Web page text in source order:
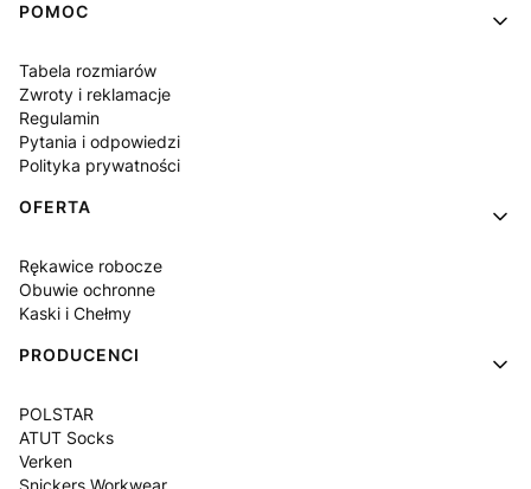
POMOC
Tabela rozmiarów
Zwroty i reklamacje
Regulamin
Pytania i odpowiedzi
Polityka prywatności
OFERTA
Rękawice robocze
Obuwie ochronne
Kaski i Chełmy
PRODUCENCI
POLSTAR
ATUT Socks
Verken